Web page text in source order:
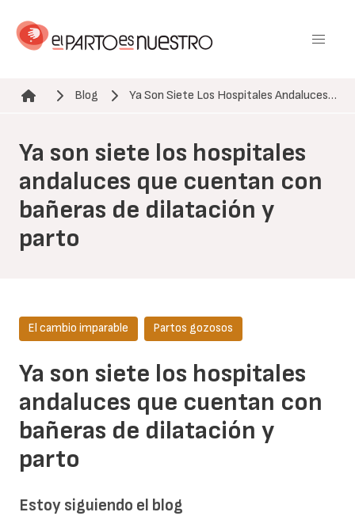
contenido
Ruta de navegación
Blog Ya Son Siete Los Hospitales Andaluces…
Ya son siete los hospitales
andaluces que cuentan con
bañeras de dilatación y
parto
Ya son siete los hospitales
andaluces que cuentan con
bañeras de dilatación y
parto
El cambio imparable Partos gozosos
Estoy siguiendo el blog